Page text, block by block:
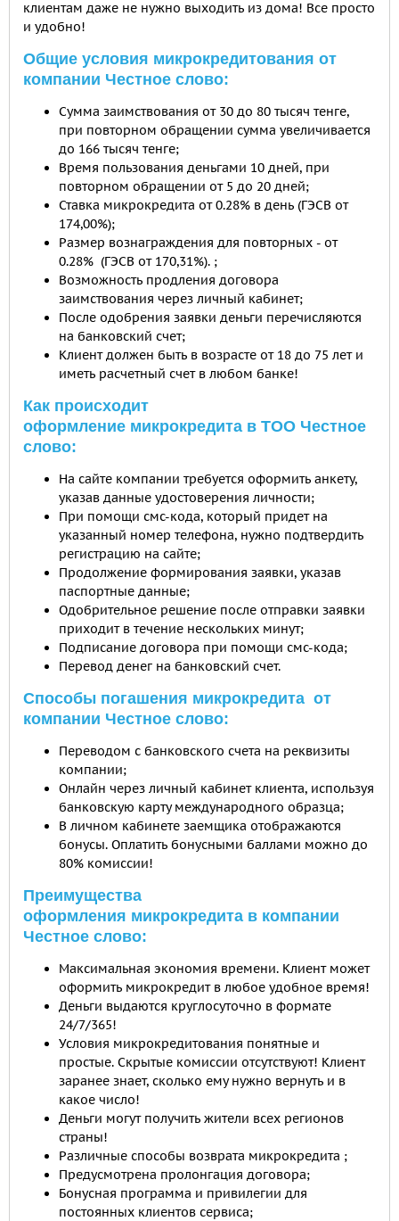
клиентам даже не нужно выходить из дома! Все просто
и удобно!
Общие условия микрокредитования от
компании Честное слово:
Сумма заимствования от 30 до 80 тысяч тенге,
при повторном обращении сумма увеличивается
до 166 тысяч тенге;
Время пользования деньгами 10 дней, при
повторном обращении от 5 до 20 дней;
Ставка микрокредита от 0.28% в день (ГЭСВ от
174,00%);
Размер вознаграждения для повторных - от
0.28% (ГЭСВ от 170,31%). ;
Возможность продления договора
заимствования через личный кабинет;
После одобрения заявки деньги перечисляются
на банковский счет;
Клиент должен быть в возрасте от 18 до 75 лет и
иметь расчетный счет в любом банке!
Как происходит
оформление микрокредита в ТОО Честное
слово:
На сайте компании требуется оформить анкету,
указав данные удостоверения личности;
При помощи смс-кода, который придет на
указанный номер телефона, нужно подтвердить
регистрацию на сайте;
Продолжение формирования заявки, указав
паспортные данные;
Одобрительное решение после отправки заявки
приходит в течение нескольких минут;
Подписание договора при помощи смс-кода;
Перевод денег на банковский счет.
Способы погашения микрокредита от
компании Честное слово:
Переводом с банковского счета на реквизиты
компании;
Онлайн через личный кабинет клиента, используя
банковскую карту международного образца;
В личном кабинете заемщика отображаются
бонусы. Оплатить бонусными баллами можно до
80% комиссии!
Преимущества
оформления микрокредита в компании
Честное слово:
Максимальная экономия времени. Клиент может
оформить микрокредит в любое удобное время!
Деньги выдаются круглосуточно в формате
24/7/365!
Условия микрокредитования понятные и
простые. Скрытые комиссии отсутствуют! Клиент
заранее знает, сколько ему нужно вернуть и в
какое число!
Деньги могут получить жители всех регионов
страны!
Различные способы возврата микрокредита ;
Предусмотрена пролонгация договора;
Бонусная программа и привилегии для
постоянных клиентов сервиса;